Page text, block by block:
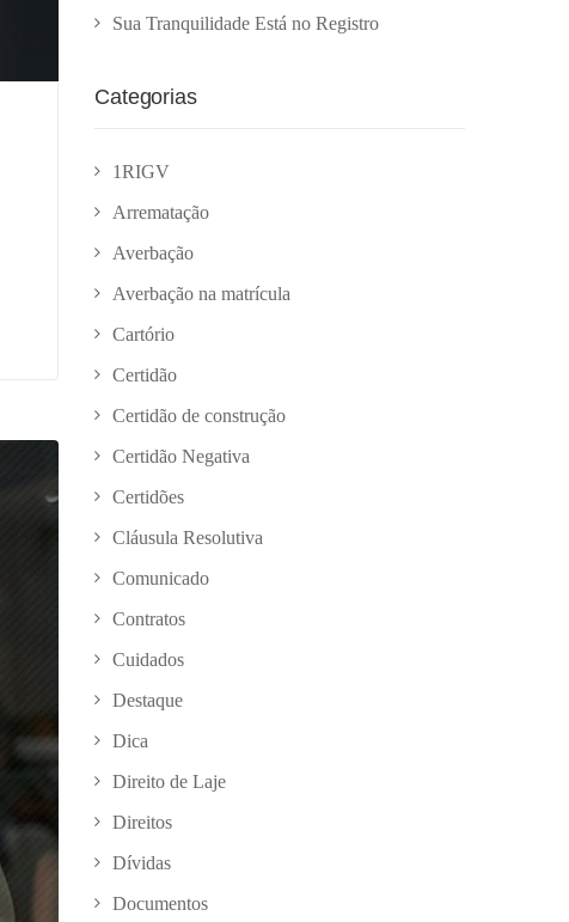
Sua Tranquilidade Está no Registro
Categorias
1RIGV
Arrematação
Averbação
Averbação na matrícula
Cartório
Certidão
Certidão de construção
Certidão Negativa
Certidões
Cláusula Resolutiva
Comunicado
Contratos
Cuidados
Destaque
Dica
Direito de Laje
Direitos
Dívidas
Documentos